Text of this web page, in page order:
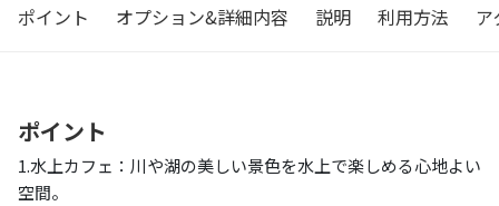
ポイント オプション&詳細内容 説明 利用方法
ポイント
1.水上カフェ：川や湖の美しい景色を水上で楽しめる心地よい
空間。